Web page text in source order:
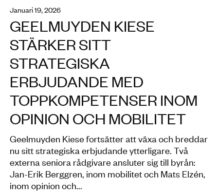
januari 19, 2026
GEELMUYDEN KIESE
STÄRKER SITT
STRATEGISKA
ERBJUDANDE MED
TOPPKOMPETENSER INOM
OPINION OCH MOBILITET
Geelmuyden Kiese fortsätter att växa och breddar
nu sitt strategiska erbjudande ytterligare. Två
externa seniora rådgivare ansluter sig till byrån:
Jan-Erik Berggren, inom mobilitet och Mats Elzén,
inom opinion och...